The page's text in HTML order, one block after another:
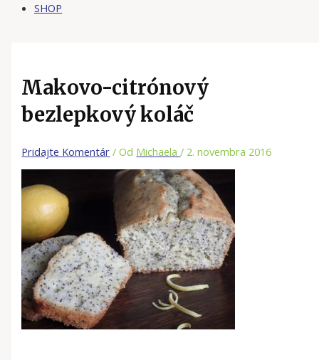
SHOP
Makovo-citrónový
bezlepkový koláč
Pridajte Komentár / Od Michaela/ 2. novembra 2016